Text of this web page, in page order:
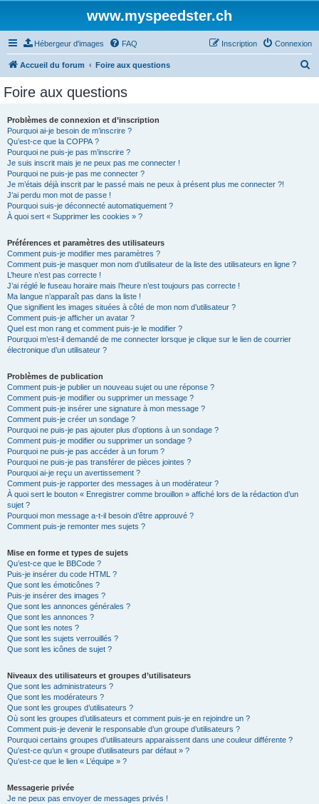
www.myspeedster.ch
Hébergeur d'images FAQ Connexion
Inscription
Accueil du forum Foire aux questions
Foire aux questions
Problèmes de connexion et d’inscription
Pourquoi ai-je besoin de m’inscrire ?
Qu’est-ce que la COPPA ?
Pourquoi ne puis-je pas m’inscrire ?
Je suis inscrit mais je ne peux pas me connecter !
Pourquoi ne puis-je pas me connecter ?
Je m’étais déjà inscrit par le passé mais ne peux à présent plus me connecter ?!
J’ai perdu mon mot de passe !
Pourquoi suis-je déconnecté automatiquement ?
À quoi sert « Supprimer les cookies » ?
Préférences et paramètres des utilisateurs
Comment puis-je modifier mes paramètres ?
Comment puis-je masquer mon nom d’utilisateur de la liste des utilisateurs en ligne ?
L’heure n’est pas correcte !
J’ai réglé le fuseau horaire mais l’heure n’est toujours pas correcte !
Ma langue n’apparaît pas dans la liste !
Que signifient les images situées à côté de mon nom d’utilisateur ?
Comment puis-je afficher un avatar ?
Quel est mon rang et comment puis-je le modifier ?
Pourquoi m’est-il demandé de me connecter lorsque je clique sur le lien de courrier
électronique d’un utilisateur ?
Problèmes de publication
Comment puis-je publier un nouveau sujet ou une réponse ?
Comment puis-je modifier ou supprimer un message ?
Comment puis-je insérer une signature à mon message ?
Comment puis-je créer un sondage ?
Pourquoi ne puis-je pas ajouter plus d’options à un sondage ?
Comment puis-je modifier ou supprimer un sondage ?
Pourquoi ne puis-je pas accéder à un forum ?
Pourquoi ne puis-je pas transférer de pièces jointes ?
Pourquoi ai-je reçu un avertissement ?
Comment puis-je rapporter des messages à un modérateur ?
À quoi sert le bouton « Enregistrer comme brouillon » affiché lors de la rédaction d’un
sujet ?
Pourquoi mon message a-t-il besoin d’être approuvé ?
Comment puis-je remonter mes sujets ?
Mise en forme et types de sujets
Qu’est-ce que le BBCode ?
Puis-je insérer du code HTML ?
Que sont les émoticônes ?
Puis-je insérer des images ?
Que sont les annonces générales ?
Que sont les annonces ?
Que sont les notes ?
Que sont les sujets verrouillés ?
Que sont les icônes de sujet ?
Niveaux des utilisateurs et groupes d’utilisateurs
Que sont les administrateurs ?
Que sont les modérateurs ?
Que sont les groupes d’utilisateurs ?
Où sont les groupes d’utilisateurs et comment puis-je en rejoindre un ?
Comment puis-je devenir le responsable d’un groupe d’utilisateurs ?
Pourquoi certains groupes d’utilisateurs apparaissent dans une couleur différente ?
Qu’est-ce qu’un « groupe d’utilisateurs par défaut » ?
Qu’est-ce que le lien « L’équipe » ?
Messagerie privée
Je ne peux pas envoyer de messages privés !